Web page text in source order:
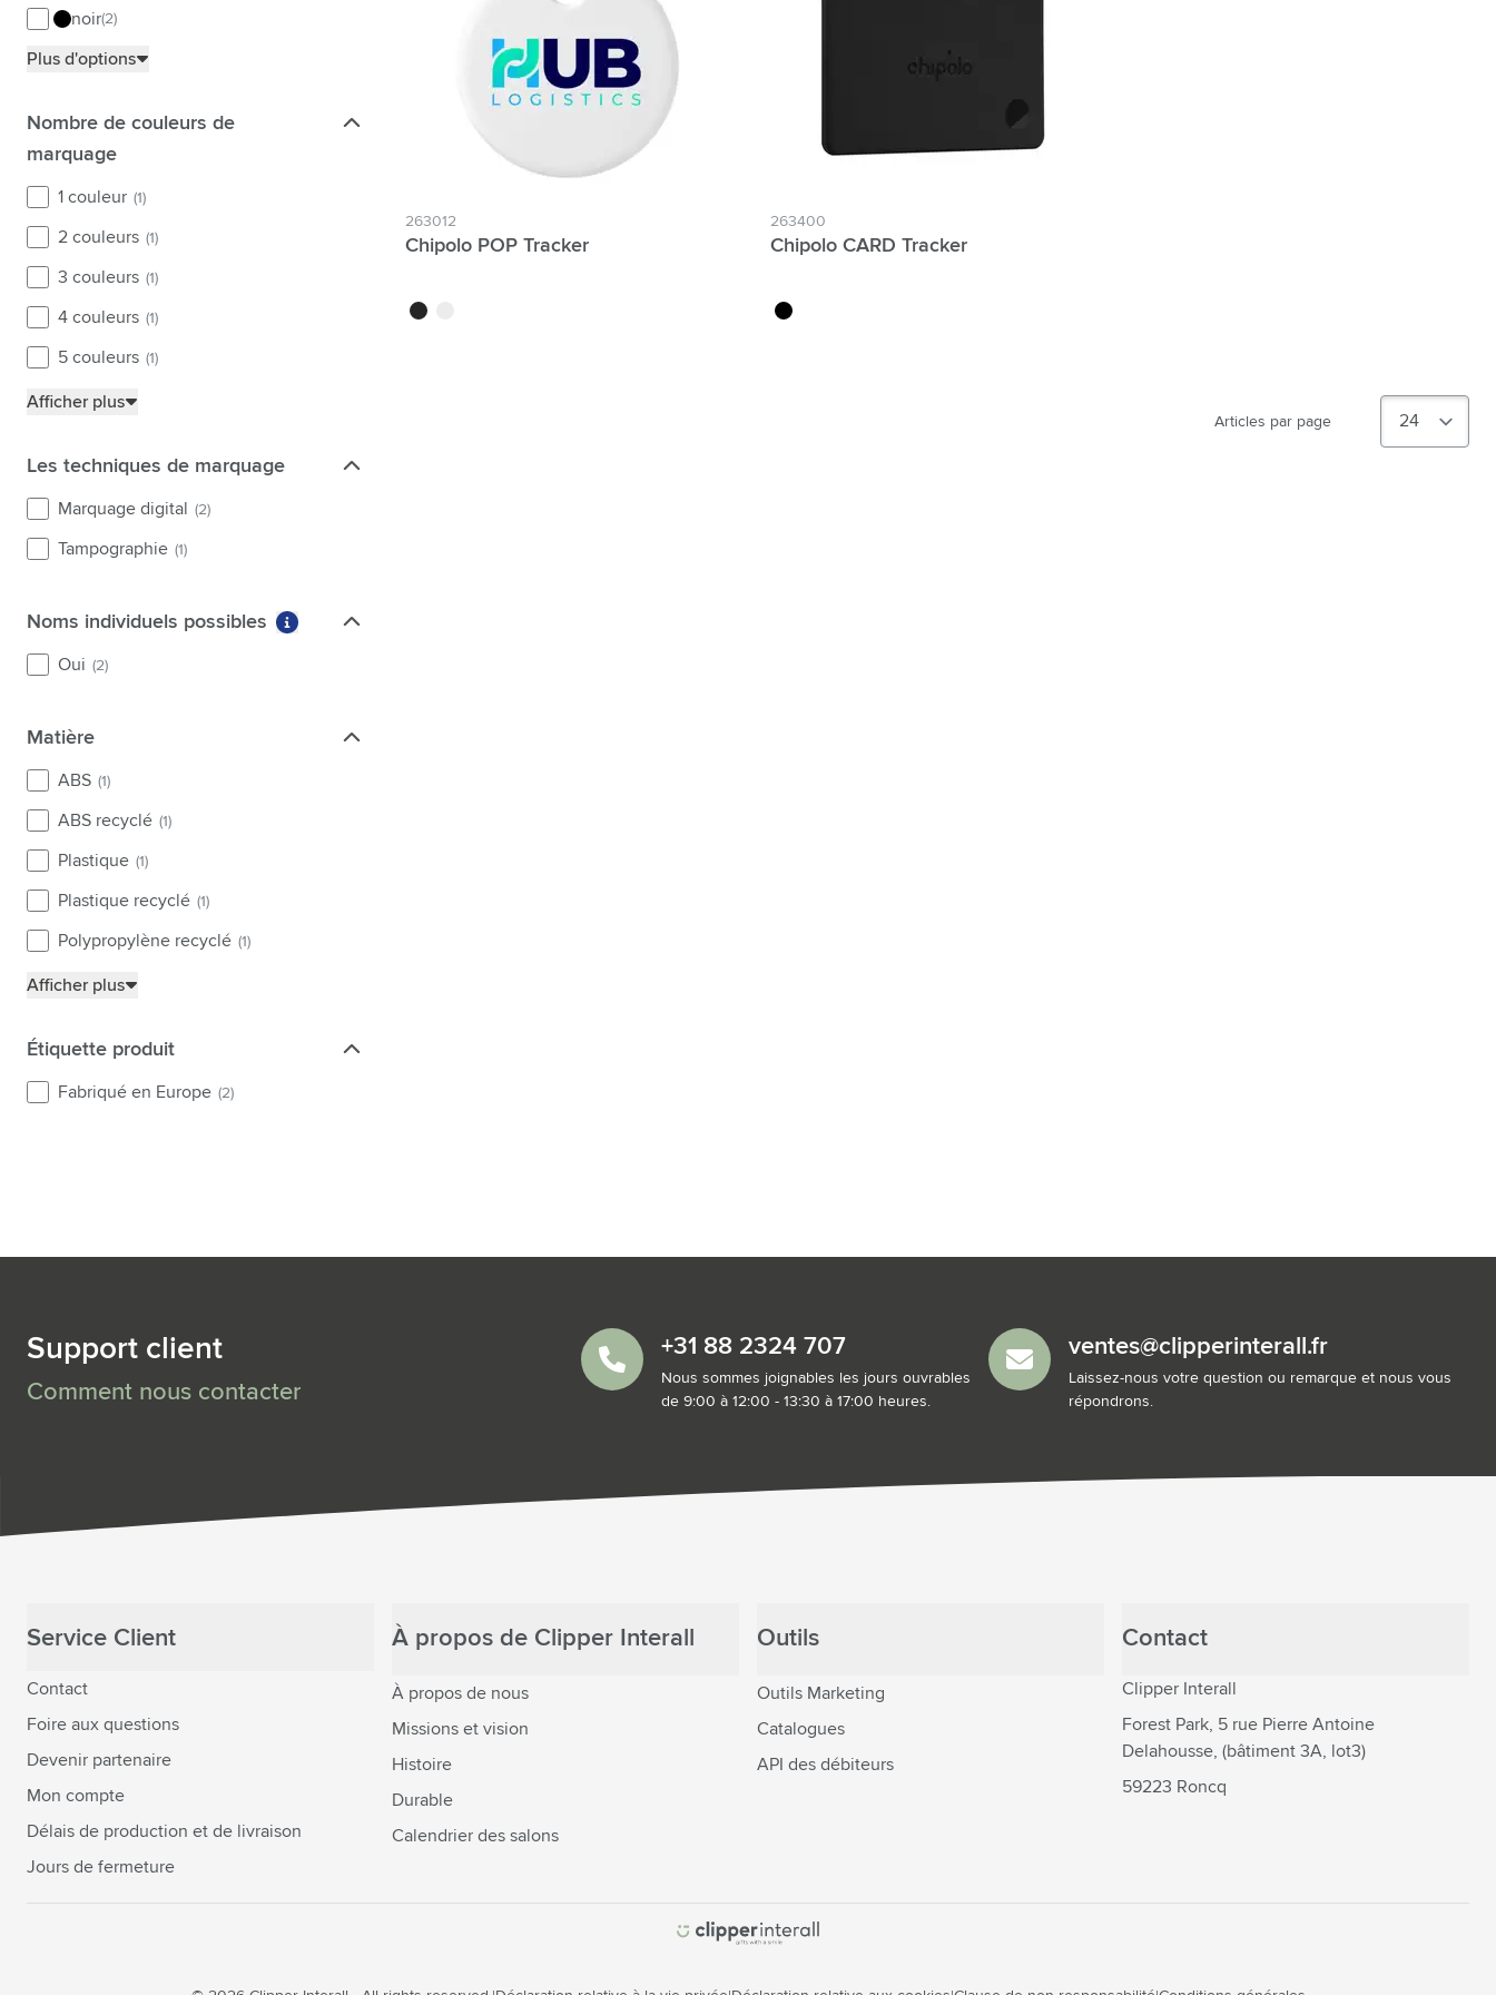
Afficher le sous-menu pour la catégorie Technologie & gadgets
Afficher le sous-menu pour la catégorie Giveaways
Afficher le sous-menu pour la catégorie Écriture
Bureau
Afficher le sous-menu pour la catégorie Bureau
Outils & Déplacements
Afficher le sous-menu pour la catégorie Outils & Déplacements
noir(2)
Plus d'options
Nombre de couleurs de marquage
Nombre de couleurs de
marquage
1 couleur (1)
2 couleurs (1)
3 couleurs (1)
4 couleurs (1)
5 couleurs (1)
Afficher plus
Les techniques de marquage
Les techniques de marquage
Marquage digital (2)
Tampographie (1)
Noms individuels possibles
Noms individuels possibles
Plus d'informations sur le filtre Noms individuels possibles :
Oui (2)
Matière
Matière
ABS (1)
ABS recyclé (1)
Plastique (1)
Plastique recyclé (1)
Polypropylène recyclé (1)
Afficher plus
Étiquette produit
Étiquette produit
Fabriqué en Europe (2)
263012
Chipolo POP Tracker
noir
263400
Chipolo CARD Tracker
noir
Articles par page
Support client
Comment nous contacter
+31 88 2324 707
Nous sommes joignables les jours ouvrables
de 9:00 à 12:00 - 13:30 à 17:00 heures.
ventes@clipperinterall.fr
Laissez-nous votre question ou remarque et nous vous
répondrons.
Service Client
Contact
Foire aux questions
Devenir partenaire
Mon compte
Délais de production et de livraison
Jours de fermeture
À propos de Clipper Interall
À propos de nous
Missions et vision
Histoire
Durable
Calendrier des salons
Outils
Outils Marketing
Catalogues
API des débiteurs
Contact
Clipper Interall
Forest Park, 5 rue Pierre Antoine
Delahousse, (bâtiment 3A, lot3)
59223 Roncq